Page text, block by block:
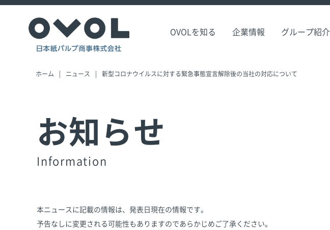
OVOLを知る 企業情報 グループ紹介
ホーム ニュース 新型コロナウイルスに対する緊急事態宣言解除後の当社の対応について
お知らせ
Information
本ニュースに記載の情報は、発表日現在の情報です。
予告なしに変更される可能性もありますのであらかじめご了承ください。